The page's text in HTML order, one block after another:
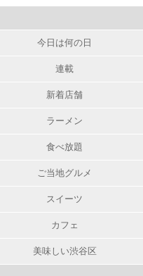
今日は何の日
連載
新着店舗
ラーメン
食べ放題
ご当地グルメ
スイーツ
カフェ
美味しい渋谷区